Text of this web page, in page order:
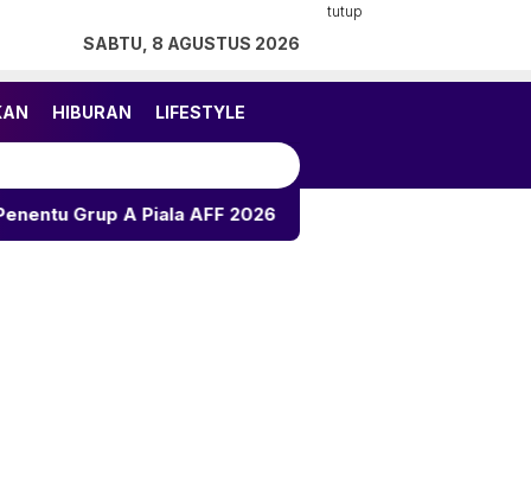
tutup
SABTU, 8 AGUSTUS 2026
HIBURAN LIFESTYLE
AFF 2026 Ramalan Asmara 12 Zodiak: Peluang